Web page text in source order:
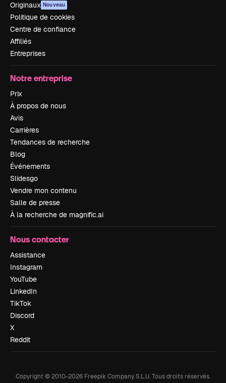
Originaux Nouveau
Politique de cookies
Centre de confiance
Affiliés
Entreprises
Notre entreprise
Prix
À propos de nous
Avis
Carrières
Tendances de recherche
Blog
Événements
Slidesgo
Vendre mon contenu
Salle de presse
À la recherche de magnific.ai
Nous contacter
Assistance
Instagram
YouTube
LinkedIn
TikTok
Discord
X
Reddit
Copyright © 2010-2026 Freepik Company S.L.U.Tous droits réservés.